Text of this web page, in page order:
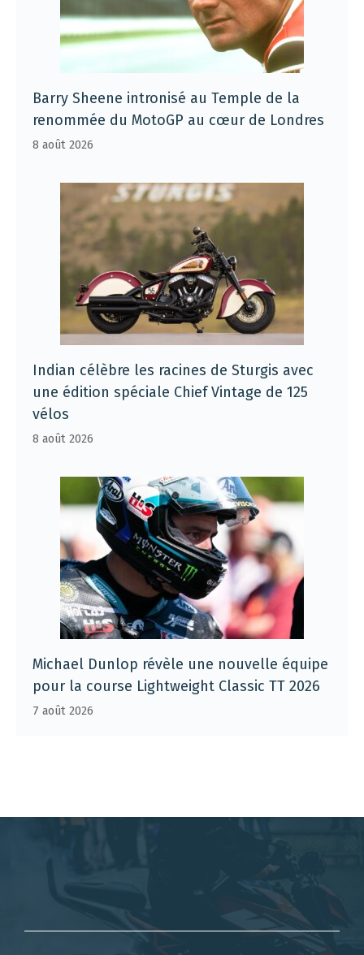
Barry Sheene intronisé au Temple de la
renommée du MotoGP au cœur de Londres
8 août 2026
Indian célèbre les racines de Sturgis avec
une édition spéciale Chief Vintage de 125
vélos
8 août 2026
Michael Dunlop révèle une nouvelle équipe
pour la course Lightweight Classic TT 2026
7 août 2026